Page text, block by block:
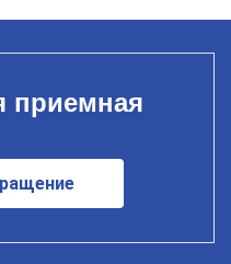
приемная